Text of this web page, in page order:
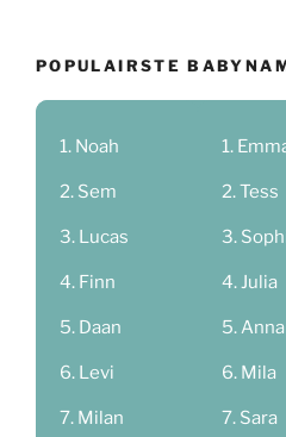
POPULAIRSTE
Noah
Sem
Lucas
Finn
Daan
Levi
Milan
Tess
Julia
Anna
Mila
Sara